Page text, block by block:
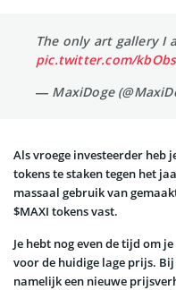
The only art gallery I
pic.twitter.com/
— MaxiDoge
Als vroege investeerder heb
tokens te staken tegen het
massaal gebruik van
$MAXI tokens vast.
Je hebt nog even de tijd om
voor de huidige lage prijs.
namelijk een nieuwe